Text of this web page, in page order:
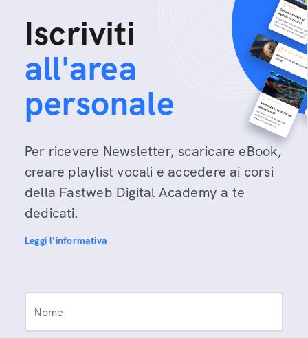
Iscriviti
all'area
personale
Per ricevere Newsletter, scaricare eBook,
creare playlist vocali e accedere ai corsi
della Fastweb Digital Academy a te
dedicati.
Leggi l'informativa
Nome